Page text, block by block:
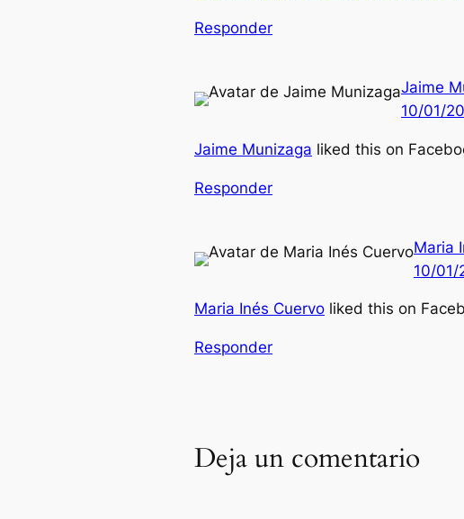
Responder
Jaime
10/01/
Jaime Munizaga liked this on
Responder
Maria
10/01/
Maria Inés Cuervo liked this on
Responder
Deja un comentario